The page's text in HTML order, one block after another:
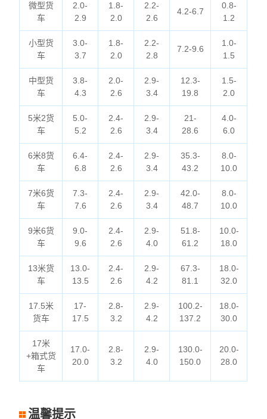
微型货
车
2.0-
2.9
1.8-
2.0
2.2-
2.6
4.2-6.7
0.8-
1.2
小型货
车
3.0-
3.7
1.8-
2.0
2.2-
2.8
7.2-9.6
1.0-
1.5
中型货
车
3.8-
4.3
2.0-
2.6
2.9-
3.4
12.3-
19.8
1.5-
2.0
5米2货
车
5.0-
5.2
2.4-
2.6
2.9-
3.4
21-
28.6
4.0-
6.0
6米8货
车
6.4-
6.8
2.4-
2.6
2.9-
3.4
35.3-
43.2
8.0-
10.0
7米6货
车
7.3-
7.6
2.4-
2.6
2.9-
3.4
42.0-
48.7
8.0-
10.0
9米6货
车
9.0-
9.6
2.4-
2.6
2.9-
4.0
51.8-
61.2
10.0-
18.0
13米货
车
13.0-
13.5
2.4-
2.6
2.9-
4.2
67.3-
81.1
18.0-
32.0
17.5米
货车
17-
17.5
2.8-
3.2
2.9-
4.2
100.2-
137.2
18.0-
30.0
17米
+箱式货
车
17.0-
20.0
2.8-
3.2
2.9-
4.0
130.0-
150.0
20.0-
28.0
温馨提示